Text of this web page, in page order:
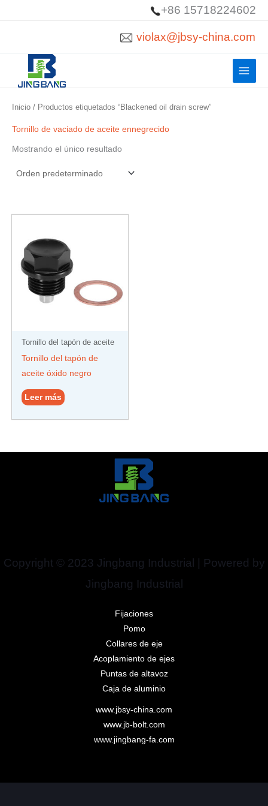
+86 15718224602
violax@jbsy-china.com
Inicio / Productos etiquetados “Blackened oil drain screw”
Tornillo de vaciado de aceite ennegrecido
Mostrando el único resultado
Tornillo del tapón de aceite
Tornillo del tapón de
aceite óxido negro
Leer más
Copyright © 2023 Jingbang Industrial | Powered by
Jingbang Industrial
Fijaciones
Pomo
Collares de eje
Acoplamiento de ejes
Puntas de altavoz
Caja de aluminio
www.jbsy-china.com
www.jb-bolt.com
www.jingbang-fa.com